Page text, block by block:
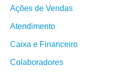
Ações de Vendas
Atendimento
Caixa e Financeiro
Colaboradores